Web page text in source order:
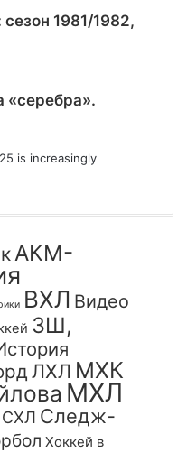
1981/1982,
is increasingly
АКМ-
ВХЛ Видео
ЗШ,
ЛХЛ МХК
МХЛ
СХЛ Следж-
Хоккей в